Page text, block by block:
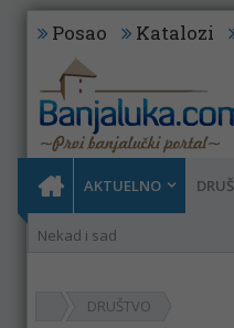
Posao Katalozi
AKTUELNO
Nekad i sad
DRUŠTVO